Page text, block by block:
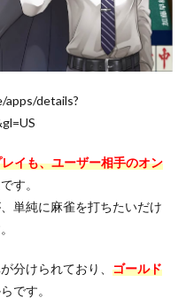
apps/details?
イも、ユーザー相手のオン
す。
単純に麻雀を打ちたいだけ
分けられており、 ゴールド
です。